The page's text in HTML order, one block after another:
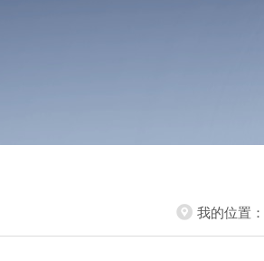
我的位置：